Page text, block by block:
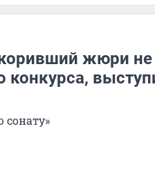
жюри не
конкурса,